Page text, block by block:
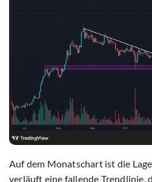
Auf dem Monatschart ist die
verläuft eine fallende Trendlinie,